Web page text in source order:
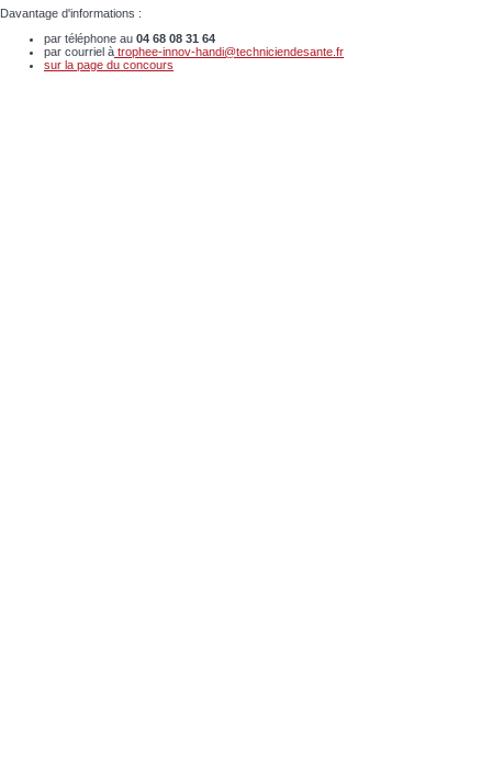
Davantage d'informations :
par téléphone au 04 68 08 31 64
par courriel à trophee-innov-handi@techniciendesante.fr
sur la page du concours